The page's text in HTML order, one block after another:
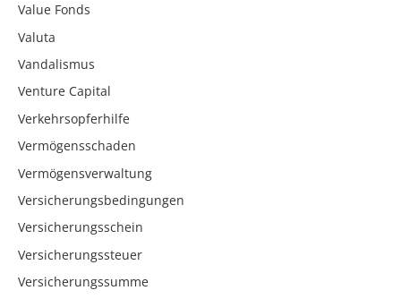
Value Fonds
Valuta
Vandalismus
Venture Capital
Verkehrsopferhilfe
Vermögensschaden
Vermögensverwaltung
Versicherungsbedingungen
Versicherungsschein
Versicherungssteuer
Versicherungssumme